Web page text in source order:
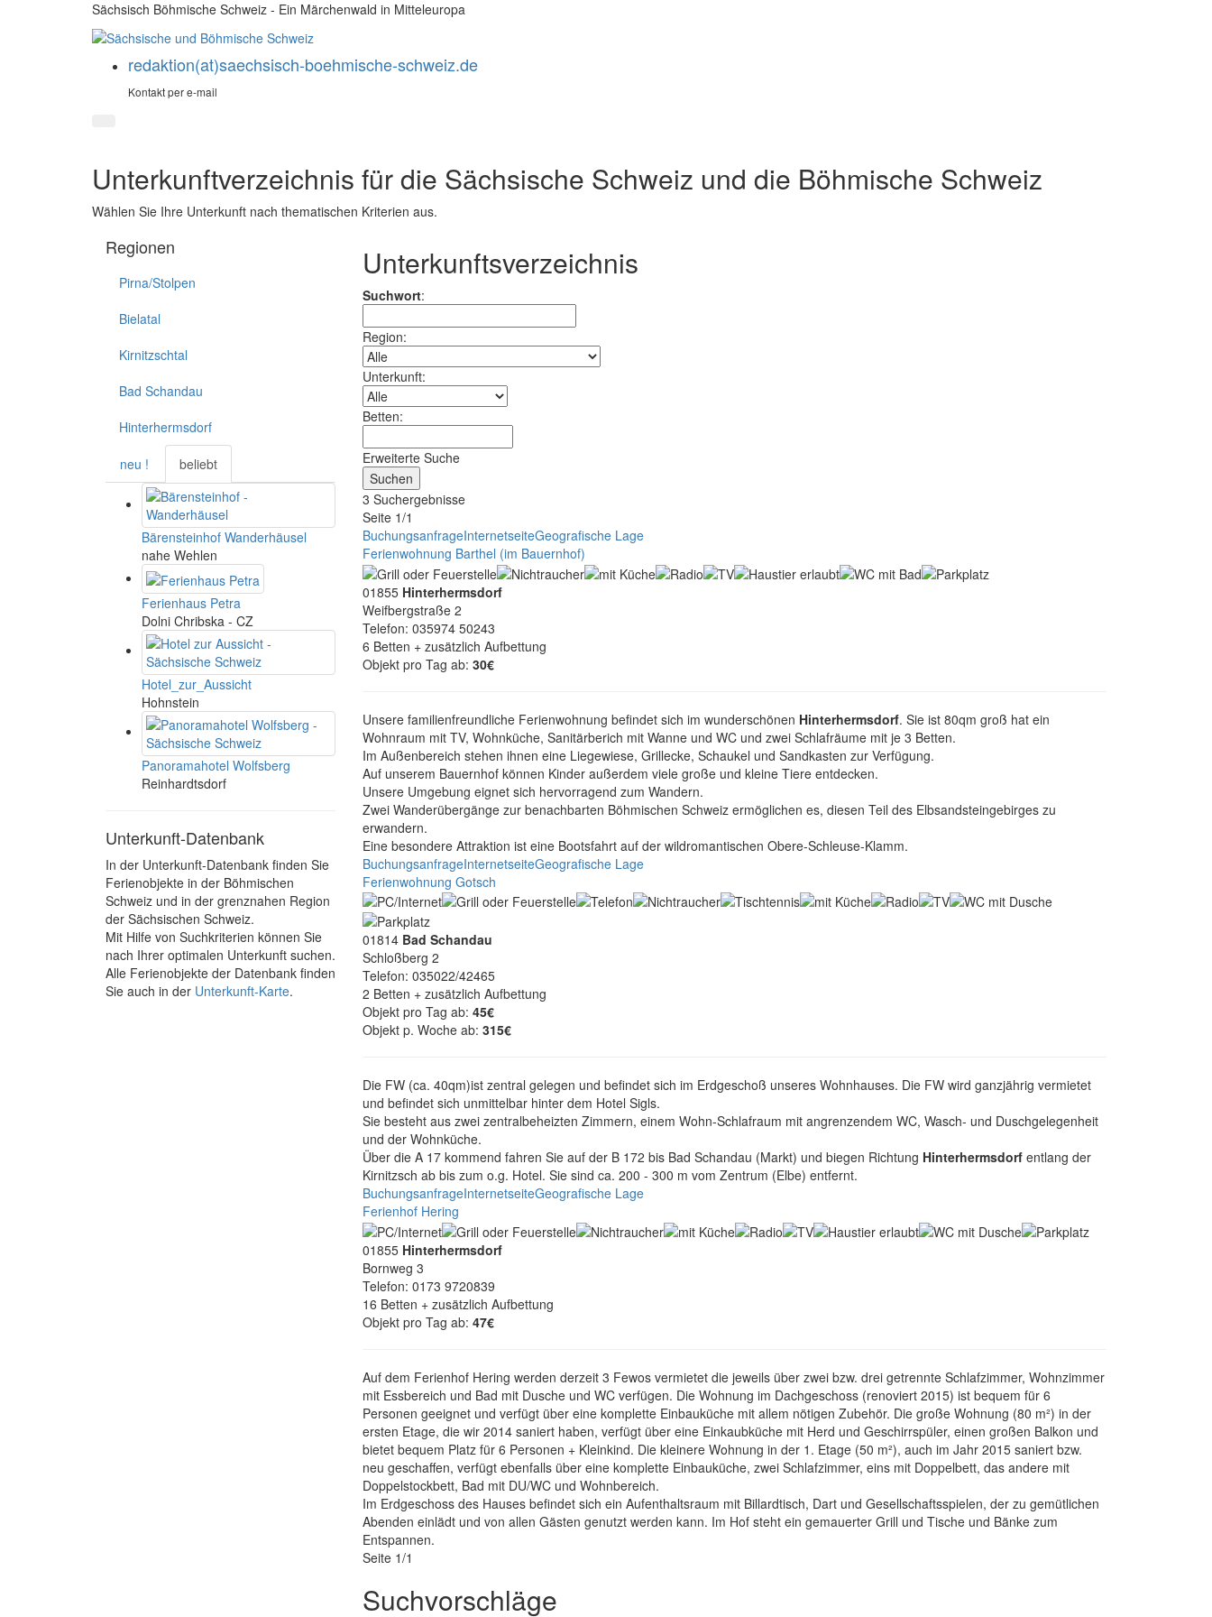
Sächsisch Böhmische Schweiz - Ein Märchenwald in Mitteleuropa
redaktion(at)saechsisch-boehmische-schweiz.de
Kontakt per e-mail
Unterkunftverzeichnis für die Sächsische Schweiz und die Böhmische Schweiz
Wählen Sie Ihre Unterkunft nach thematischen Kriterien aus.
Regionen
Pirna/Stolpen
Bielatal
Kirnitzschtal
Bad Schandau
Hinterhermsdorf
neu ! beliebt
Bärensteinhof Wanderhäusel
nahe Wehlen
Ferienhaus Petra
Dolni Chribska - CZ
Hotel_zur_Aussicht
Hohnstein
Panoramahotel Wolfsberg
Reinhardtsdorf
Unterkunft-Datenbank
In der Unterkunft-Datenbank finden Sie
Ferienobjekte in der Böhmischen
Schweiz und in der grenznahen Region
der Sächsischen Schweiz.
Mit Hilfe von Suchkriterien können Sie
nach Ihrer optimalen Unterkunft suchen.
Alle Ferienobjekte der Datenbank finden
Sie auch in der Unterkunft-Karte.
Unterkunftsverzeichnis
Suchwort:
Region:
Unterkunft:
Betten:
Erweiterte Suche
3 Suchergebnisse
Seite 1/1
BuchungsanfrageInternetseiteGeografische Lage
Ferienwohnung Barthel (im Bauernhof)
01855 Hinterhermsdorf
Weifbergstraße 2
Telefon: 035974 50243
6 Betten + zusätzlich Aufbettung
Objekt pro Tag ab: 30€
Unsere familienfreundliche Ferienwohnung befindet sich im wunderschönen Hinterhermsdorf. Sie ist 80qm groß hat ein
Wohnraum mit TV, Wohnküche, Sanitärberich mit Wanne und WC und zwei Schlafräume mit je 3 Betten.
Im Außenbereich stehen ihnen eine Liegewiese, Grillecke, Schaukel und Sandkasten zur Verfügung.
Auf unserem Bauernhof können Kinder außerdem viele große und kleine Tiere entdecken.
Unsere Umgebung eignet sich hervorragend zum Wandern.
Zwei Wanderübergänge zur benachbarten Böhmischen Schweiz ermöglichen es, diesen Teil des Elbsandsteingebirges zu
erwandern.
Eine besondere Attraktion ist eine Bootsfahrt auf der wildromantischen Obere-Schleuse-Klamm.
BuchungsanfrageInternetseiteGeografische Lage
Ferienwohnung Gotsch
01814 Bad Schandau
Schloßberg 2
Telefon: 035022/42465
2 Betten + zusätzlich Aufbettung
Objekt pro Tag ab: 45€
Objekt p. Woche ab: 315€
Die FW (ca. 40qm)ist zentral gelegen und befindet sich im Erdgeschoß unseres Wohnhauses. Die FW wird ganzjährig vermietet
und befindet sich unmittelbar hinter dem Hotel Sigls.
Sie besteht aus zwei zentralbeheizten Zimmern, einem Wohn-Schlafraum mit angrenzendem WC, Wasch- und Duschgelegenheit
und der Wohnküche.
Über die A 17 kommend fahren Sie auf der B 172 bis Bad Schandau (Markt) und biegen Richtung Hinterhermsdorf entlang der
Kirnitzsch ab bis zum o.g. Hotel. Sie sind ca. 200 - 300 m vom Zentrum (Elbe) entfernt.
BuchungsanfrageInternetseiteGeografische Lage
Ferienhof Hering
01855 Hinterhermsdorf
Bornweg 3
Telefon: 0173 9720839
16 Betten + zusätzlich Aufbettung
Objekt pro Tag ab: 47€
Auf dem Ferienhof Hering werden derzeit 3 Fewos vermietet die jeweils über zwei bzw. drei getrennte Schlafzimmer, Wohnzimmer
mit Essbereich und Bad mit Dusche und WC verfügen. Die Wohnung im Dachgeschoss (renoviert 2015) ist bequem für 6
Personen geeignet und verfügt über eine komplette Einbauküche mit allem nötigen Zubehör. Die große Wohnung (80 m²) in der
ersten Etage, die wir 2014 saniert haben, verfügt über eine Einkaubküche mit Herd und Geschirrspüler, einen großen Balkon und
bietet bequem Platz für 6 Personen + Kleinkind. Die kleinere Wohnung in der 1. Etage (50 m²), auch im Jahr 2015 saniert bzw.
neu geschaffen, verfügt ebenfalls über eine komplette Einbauküche, zwei Schlafzimmer, eins mit Doppelbett, das andere mit
Doppelstockbett, Bad mit DU/WC und Wohnbereich.
Im Erdgeschoss des Hauses befindet sich ein Aufenthaltsraum mit Billardtisch, Dart und Gesellschaftsspielen, der zu gemütlichen
Abenden einlädt und von allen Gästen genutzt werden kann. Im Hof steht ein gemauerter Grill und Tische und Bänke zum
Entspannen.
Seite 1/1
Suchvorschläge